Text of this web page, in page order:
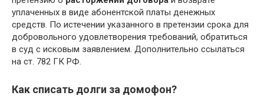
уплаченных в виде абонентской платы денежных
средств. По истечении указанного в претензии срока для
добровольного удовлетворения требований, обратиться
в суд с исковым заявлением. Дополнительно ссылаться
на ст. 782 ГК РФ.
Как списать долги за домофон?